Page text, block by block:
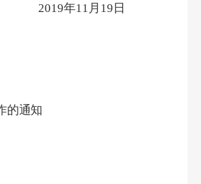
2019年11 月 19 日
的通知